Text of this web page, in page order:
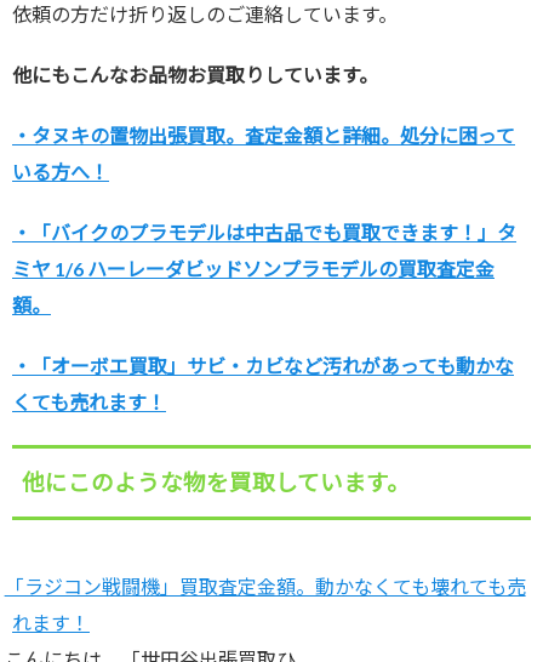
依頼の方だけ折り返しのご連絡しています。
他にもこんなお品物お買取りしています。
・タヌキの置物出張買取。査定金額と詳細。処分に困って
いる方へ！
・「バイクのプラモデルは中古品でも買取できます！」タ
ミヤ 1/6 ハーレーダビッドソンプラモデルの買取査定金
額。
・「オーボエ買取」サビ・カビなど汚れがあっても動かな
くても売れます！
他にこのような物を買取しています。
「ラジコン戦闘機」買取査定金額。動かなくても壊れても売
れます！